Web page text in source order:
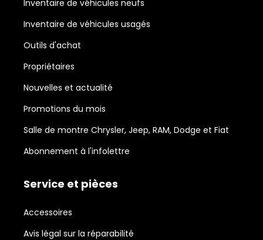
Inventaire de véhicules neufs
Inventaire de véhicules usagés
Outils d'achat
Propriétaires
Nouvelles et actualité
Promotions du mois
Salle de montre Chrysler, Jeep, RAM, Dodge et Fiat
Abonnement à l'infolettre
Service et pièces
Accessoires
Avis légal sur la réparabilité